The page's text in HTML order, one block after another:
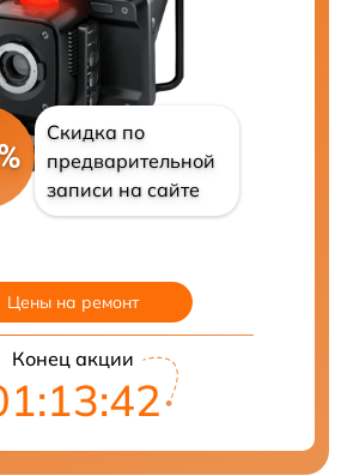
Скидка по
предварительной
записи на сайте
Цены на ремонт
Конец акции